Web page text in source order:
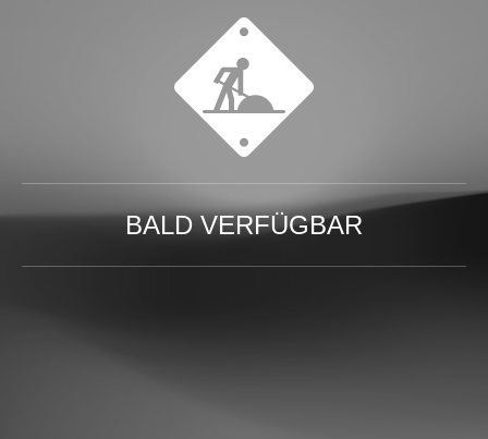
BALD VERFÜGBAR